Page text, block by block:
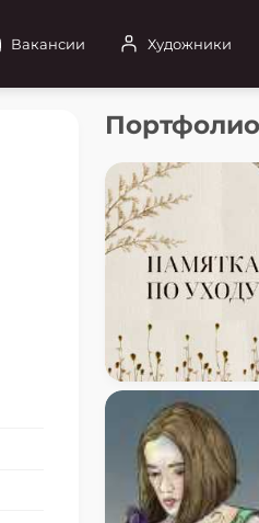
Вакансии Художники
Портфолио